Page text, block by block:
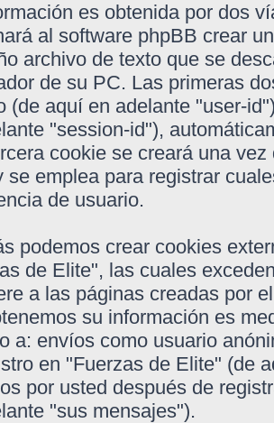
es obtenida por dos
al software phpBB crear
archivo de texto que se
de su PC. Las primeras
(de aquí en adelante "user-
"session-id"),
cookie se creará una
se emplea para registrar
de usuario.
podemos crear cookies
de Elite", las cuales
a las páginas creadas por
su información es
a: envíos como usuario
en "Fuerzas de Elite" (de
por usted después de
"sus mensajes").